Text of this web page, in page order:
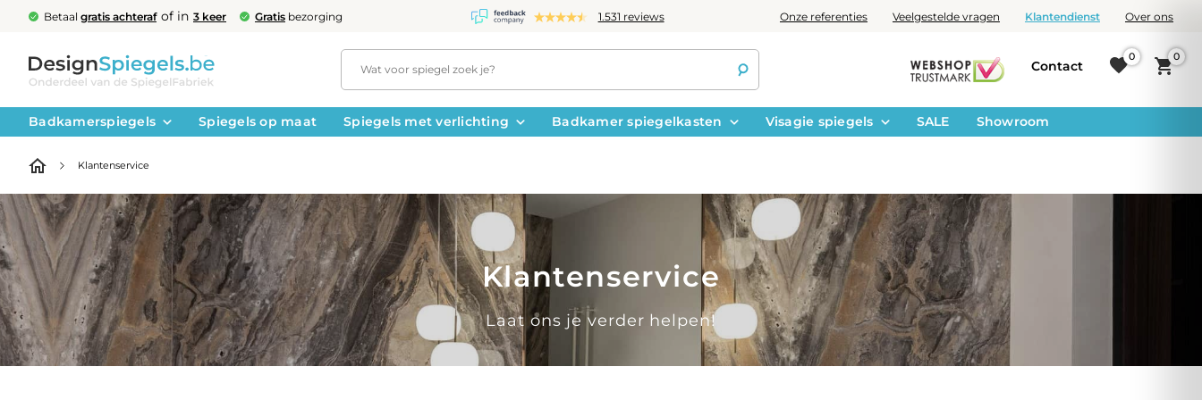
Betaal gratis achteraf of in 3 keer Gratis bezorging 1.531 reviews Onze referenties Veelgestelde vragen Klantendienst Over ons
Contact
0 0
Badkamerspiegels Spiegels op maat Spiegels met verlichting Badkamer spiegelkasten Visagie spiegels SALE Showroom
Klantenservice
Klantenservice
Laat ons je verder helpen!